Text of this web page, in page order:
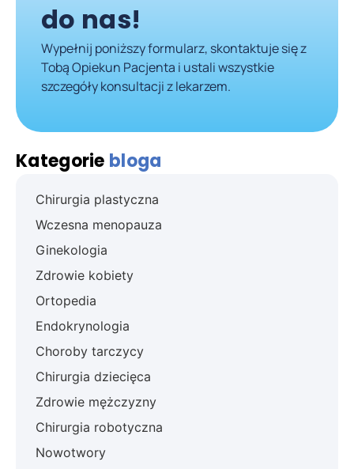
do nas!
Wypełnij poniższy formularz, skontaktuje się z
Tobą Opiekun Pacjenta i ustali wszystkie
szczegóły konsultacji z lekarzem.
Kategorie bloga
Chirurgia plastyczna
Wczesna menopauza
Ginekologia
Zdrowie kobiety
Ortopedia
Endokrynologia
Choroby tarczycy
Chirurgia dziecięca
Zdrowie mężczyzny
Chirurgia robotyczna
Nowotwory